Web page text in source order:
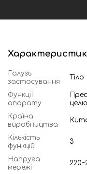
Галузь
застосування
Тіло
Функції
апарату
Країна
виробництва
Кількість
функцій
3
Напруга
мережі